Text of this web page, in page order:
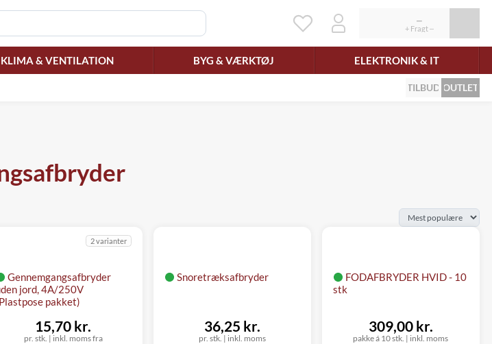
KLIMA & VENTILATION BYG & VÆRKTØJ ELEKTRONIK & IT
TILBUD OUTLET
Gennemgangsafbryder
jord, 4A/250V
pakket)
2 varianter
pr. stk. | inkl. moms fra
15,70 kr.
Snoretræksafbryder
pr. stk. | inkl. moms
36,25 kr.
FODAFBRYDER HVID - 10
stk
pakke á 10 stk. | inkl. moms
309,00 kr.